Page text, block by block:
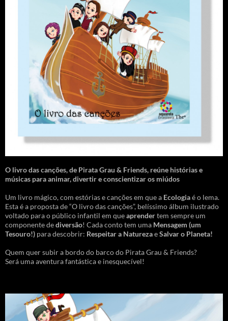
O livro das canções,de Pirata Grau & Friends, reúne histórias e
músicas para animar, divertir e conscientizar os miúdos
Um livro mágico, com estórias e canções em que a Ecologiaé o lema.
Esta é a proposta de “O livro das canções”, belíssimo álbum ilustrado
voltado para o público infantil em queaprendertem sempre um
componente dediversão! Cada conto tem uma Mensagem (um
Tesouro!) para descobrir: Respeitar a NaturezaeSalvar o Planeta!
Quem quer subir a bordo do barco do Pirata Grau & Friends?
Será uma aventura fantástica e inesquecível!